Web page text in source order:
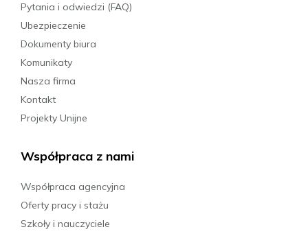
03.10.2026 - 17.10.2026
Pytania i odwiedzi (FAQ)
Ubezpieczenie
Dokumenty biura
Komunikaty
Nasza firma
Kontakt
Projekty Unijne
Współpraca z nami
Współpraca agencyjna
Oferty pracy i stażu
Szkoły i nauczyciele